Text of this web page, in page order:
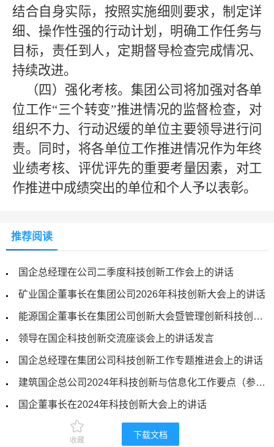
结合自身实际，按照实施细则要求，制定详
细、操作性强的行动计划，明确工作任务与
目标，责任到人，定期督导检查完成情况、
持续改进。
（四）强化考核。 集团 公司将加强对各单
位工作“三个转变”推进情况的监督检查，对
组织不力、行动迟缓的单位主要领导进行问
责。同时，将各单位工作推进情况作为年终
业绩考核、评优评先的重要考量因素，对工
作推进中成绩突出的单位和个人予以表彰。
推荐阅读
国企总经理在公司二季度科技创新工作会上的讲话
矿业国企董事长在集团公司2026年科技创新大会上的讲话
能源国企董事长在集团公司创新大会暨管理创新科技创新双创表彰工作会议上的讲话
领导在国企科技创新交流座谈会上的讲话发言
国企总经理在集团公司科技创新工作专题推进会上的讲话
建筑国企总公司2024年科技创新与信息化工作要点（参考）
国企董事长在2024年科技创新大会上的讲话
收藏
下载文档